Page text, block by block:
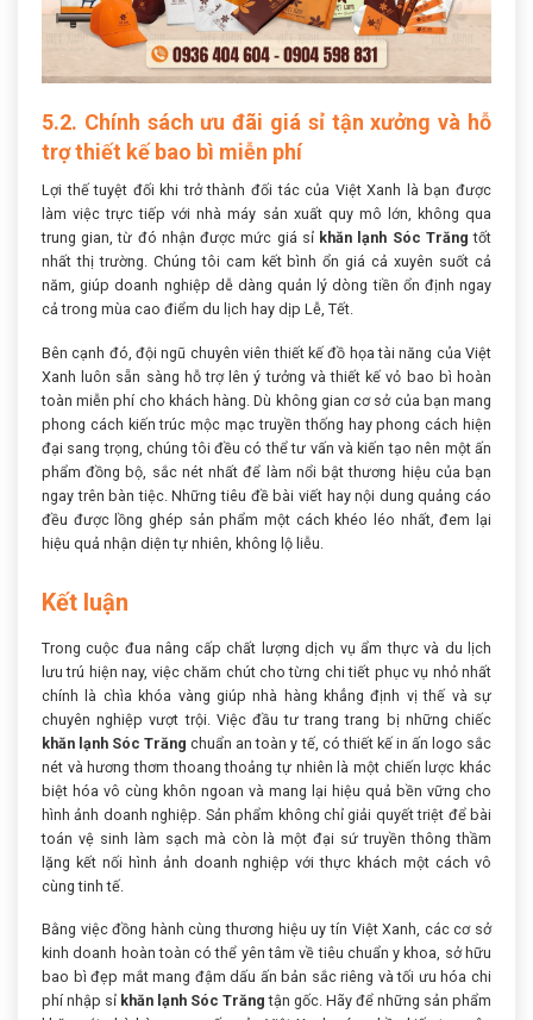
5.2. Chính sách ưu đãi giá sỉ tận xưởng và hỗ
trợ thiết kế bao bì miễn phí
Lợi thế tuyệt đối khi trở thành đối tác của Việt Xanh là bạn được
làm việc trực tiếp với nhà máy sản xuất quy mô lớn, không qua
trung gian, từ đó nhận được mức giá sỉ khăn lạnh Sóc Trăng tốt
nhất thị trường. Chúng tôi cam kết bình ổn giá cả xuyên suốt cả
năm, giúp doanh nghiệp dễ dàng quản lý dòng tiền ổn định ngay
cả trong mùa cao điểm du lịch hay dịp Lễ, Tết.
Bên cạnh đó, đội ngũ chuyên viên thiết kế đồ họa tài năng của Việt
Xanh luôn sẵn sàng hỗ trợ lên ý tưởng và thiết kế vỏ bao bì hoàn
toàn miễn phí cho khách hàng. Dù không gian cơ sở của bạn mang
phong cách kiến trúc mộc mạc truyền thống hay phong cách hiện
đại sang trọng, chúng tôi đều có thể tư vấn và kiến tạo nên một ấn
phẩm đồng bộ, sắc nét nhất để làm nổi bật thương hiệu của bạn
ngay trên bàn tiệc. Những tiêu đề bài viết hay nội dung quảng cáo
đều được lồng ghép sản phẩm một cách khéo léo nhất, đem lại
hiệu quả nhận diện tự nhiên, không lộ liễu.
Kết luận
Trong cuộc đua nâng cấp chất lượng dịch vụ ẩm thực và du lịch
lưu trú hiện nay, việc chăm chút cho từng chi tiết phục vụ nhỏ nhất
chính là chìa khóa vàng giúp nhà hàng khẳng định vị thế và sự
chuyên nghiệp vượt trội. Việc đầu tư trang trang bị những chiếc
khăn lạnh Sóc Trăng chuẩn an toàn y tế, có thiết kế in ấn logo sắc
nét và hương thơm thoang thoảng tự nhiên là một chiến lược khác
biệt hóa vô cùng khôn ngoan và mang lại hiệu quả bền vững cho
hình ảnh doanh nghiệp. Sản phẩm không chỉ giải quyết triệt để bài
toán vệ sinh làm sạch mà còn là một đại sứ truyền thông thầm
lặng kết nối hình ảnh doanh nghiệp với thực khách một cách vô
cùng tinh tế.
Bằng việc đồng hành cùng thương hiệu uy tín Việt Xanh, các cơ sở
kinh doanh hoàn toàn có thể yên tâm về tiêu chuẩn y khoa, sở hữu
bao bì đẹp mắt mang đậm dấu ấn bản sắc riêng và tối ưu hóa chi
phí nhập sỉ khăn lạnh Sóc Trăng tận gốc. Hãy để những sản phẩm